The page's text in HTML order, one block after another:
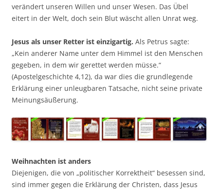
verändert unseren Willen und unser Wesen. Das Übel
eitert in der Welt, doch sein Blut wäscht allen Unrat weg.
Jesus als unser Retter ist einzigartig. Als Petrus sagte:
„Kein anderer Name unter dem Himmel ist den Menschen
gegeben, in dem wir gerettet werden müsse.“
(Apostelgeschichte 4,12), da war dies die grundlegende
Erklärung einer unleugbaren Tatsache, nicht seine private
Meinungsäußerung.
Weihnachten ist anders
Diejenigen, die von „politischer Korrektheit“ besessen sind,
sind immer gegen die Erklärung der Christen, dass Jesus